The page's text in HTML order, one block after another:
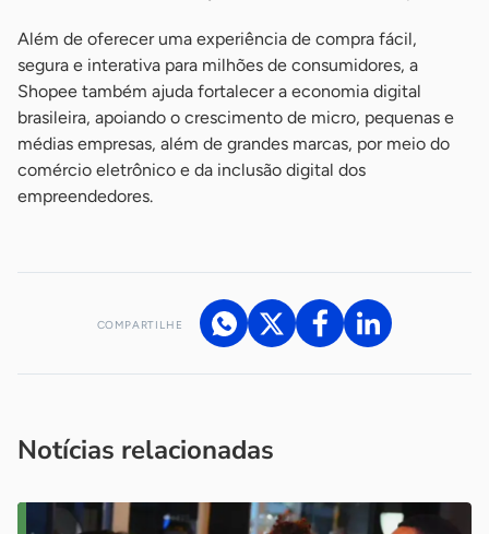
Além de oferecer uma experiência de compra fácil,
segura e interativa para milhões de consumidores, a
Shopee também ajuda fortalecer a economia digital
brasileira, apoiando o crescimento de micro, pequenas e
médias empresas, além de grandes marcas, por meio do
comércio eletrônico e da inclusão digital dos
empreendedores.
COMPARTILHE
Notícias relacionadas